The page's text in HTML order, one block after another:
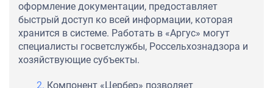
оформление документации, предоставляет
быстрый доступ ко всей информации, которая
хранится в системе. Работать в «Аргус» могут
специалисты госветслужбы, Россельхознадзора и
хозяйствующие субъекты.
Компонент «Цербер» позволяет